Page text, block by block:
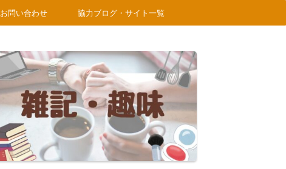
お問い合わせ 協力ブログ・サイト一覧